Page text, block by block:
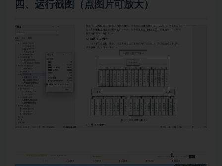
四、 运行截图（点图片可放大）